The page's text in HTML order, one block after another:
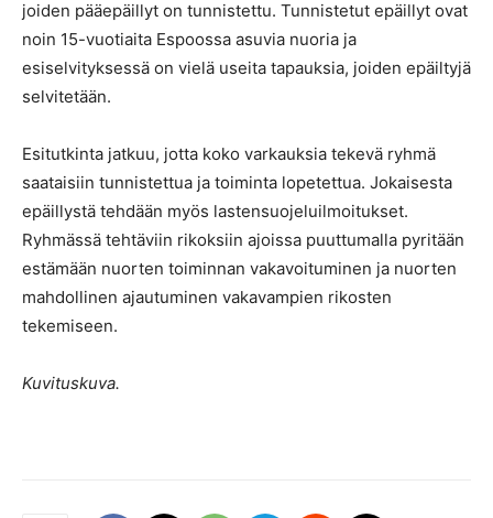
joiden pääepäillyt on tunnistettu. Tunnistetut epäillyt ovat
noin 15-vuotiaita Espoossa asuvia nuoria ja
esiselvityksessä on vielä useita tapauksia, joiden epäiltyjä
selvitetään.
Esitutkinta jatkuu, jotta koko varkauksia tekevä ryhmä
saataisiin tunnistettua ja toiminta lopetettua. Jokaisesta
epäillystä tehdään myös lastensuojeluilmoitukset.
Ryhmässä tehtäviin rikoksiin ajoissa puuttumalla pyritään
estämään nuorten toiminnan vakavoituminen ja nuorten
mahdollinen ajautuminen vakavampien rikosten
tekemiseen.
Kuvituskuva.